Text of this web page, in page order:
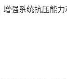
强系统抗压能力